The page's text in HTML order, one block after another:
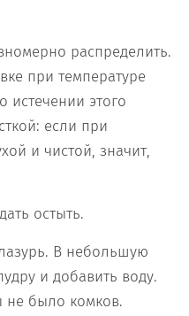
распределить.
при температуре
истечении этого
если при
и чистой, значит,
остыть.
В небольшую
и добавить воду.
было комков.